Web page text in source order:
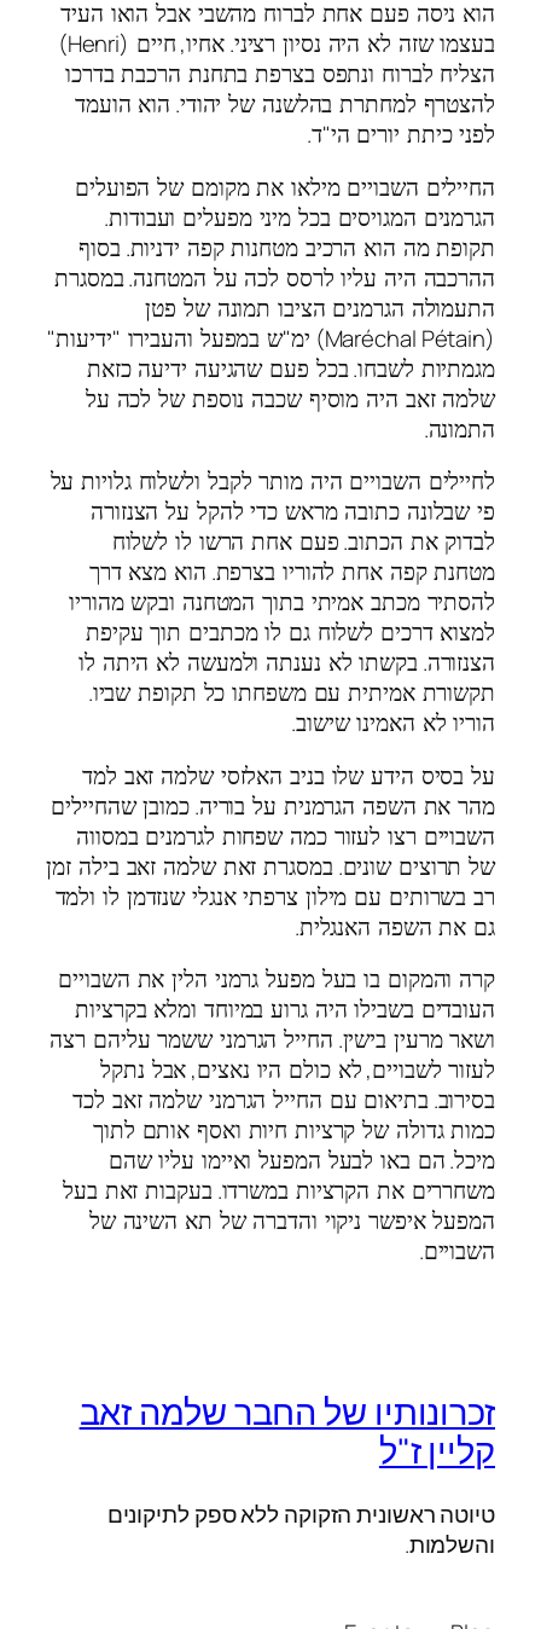
הוא ניסה פעם אחת לברוח מהשבי אבל הואו העיד
בעצמו שזה לא היה נסיון רציני.אחיו, חיים (Henri)
הצליח לברוח ונתפס בצרפת בתחנת הרכבת בדרכו
להצטרף למחתרת בהלשנה של יהודי. הוא הועמד
לפני כיתת יורים הי"ד.
החיילים השבויים מילאו את מקומם של הפועלים
הגרמנים המגויסים בכל מיני מפעלים ועבודות.
תקופת מה הוא הרכיב מטחנות קפה ידניות.בסוף
ההרכבה היה עליו לרסס לכה על המטחנה.במסגרת
התעמולה הגרמנים הציבו תמונה של פטן
(Maréchal Pétain) ימ"ש במפעל והעבירו "ידיעות"
מגמתיות לשבחו.בכל פעם שהגיעה ידיעה כזאת
שלמה זאב היה מוסיף שכבה נוספת של לכה על
התמונה.
לחיילים השבויים היה מותר לקבל ולשלוח גלויות על
פי שבלונה כתובה מראש כדי להקל על הצנזורה
לבדוק את הכתוב. פעם אחת הרשו לו לשלוח
מטחנת קפה אחת להוריו בצרפת. הוא מצא דרך
להסתיר מכתב אמיתי בתוך המטחנה ובקש מהוריו
למצוא דרכים לשלוח גם לו מכתבים תוך עקיפת
הצנזורה.בקשתו לא נענתה ולמעשה לא היתה לו
תקשורת אמיתית עם משפחתו כל תקופת שביו.
הוריו לא האמינו שישוב.
על בסיס הידע שלו בניב האלזסי שלמה זאב למד
מהר את השפה הגרמנית על בוריה.כמובן שהחיילים
השבויים רצו לעזור כמה שפחות לגרמנים במסווה
של תרוצים שונים.במסגרת זאת שלמה זאב בילה זמן
רב בשרותים עם מילון צרפתי אנגלי שנזדמן לו ולמד
גם את השפה האנגלית.
קרה והמקום בו בעל מפעל גרמני הלין את השבויים
העובדים בשבילו היה גרוע במיוחד ומלא בקרציות
ושאר מרעין בישין. החייל הגרמני ששמר עליהם רצה
לעזור לשבויים, לא כולם היו נאצים, אבל נתקל
בסירוב.בתיאום עם החייל הגרמני שלמה זאב לכד
כמות גדולה של קרציות חיות ואסף אותם לתוך
מיכל. הם באו לבעל המפעל ואיימו עליו שהם
משחררים את הקרציות במשרדו.בעקבות זאת בעל
המפעל איפשר ניקוי והדברה של תא השינה של
השבויים.
זכרונותיו של החבר שלמה זאב
קליין ז"ל
טיוטה ראשונית הזקוקה ללא ספק לתיקונים
והשלמות.